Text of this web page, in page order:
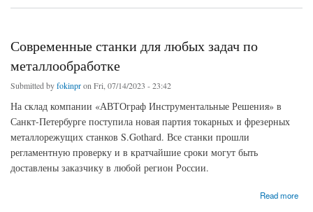
Современные станки для любых задач по
металлообработке
Submitted byfokinpron Fri, 07/14/2023 - 23:42
На склад компании «АВТОграф Инструментальные Решения» в
Санкт-Петербурге поступила новая партия токарных и фрезерных
металлорежущих станков S.Gothard. Все станки прошли
регламентную проверку и в кратчайшие сроки могут быть
доставлены заказчику в любой регион России.
Read more